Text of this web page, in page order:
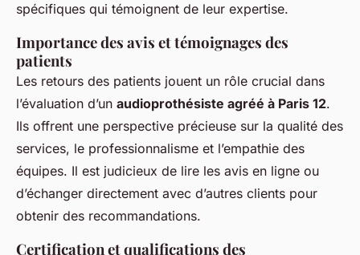
spécifiques qui témoignent de leur expertise.
Importance des avis et témoignages des
patients
Les retours des patients jouent un rôle crucial dans
l’évaluation d’un audioprothésiste agréé à Paris 12.
Ils offrent une perspective précieuse sur la qualité des
services, le professionnalisme et l’empathie des
équipes. Il est judicieux de lire les avis en ligne ou
d’échanger directement avec d’autres clients pour
obtenir des recommandations.
Certification et qualifications des